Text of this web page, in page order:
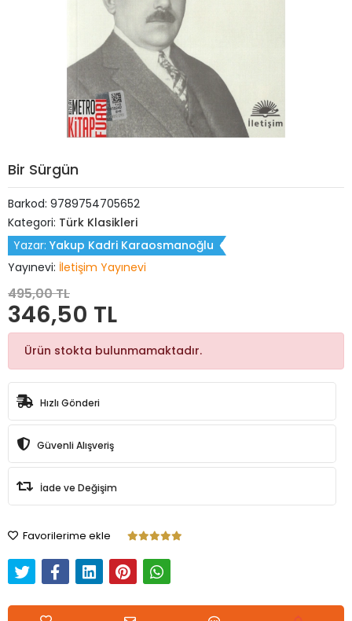
Bir Sürgün
Barkod: 9789754705652
Kategori: Türk Klasikleri
Yazar: Yakup Kadri Karaosmanoğlu
Yayınevi: İletişim Yayınevi
495,00 TL
346,50 TL
Ürün stokta bulunmamaktadır.
Hızlı Gönderi
Güvenli Alışveriş
İade ve Değişim
Favorilerime ekle